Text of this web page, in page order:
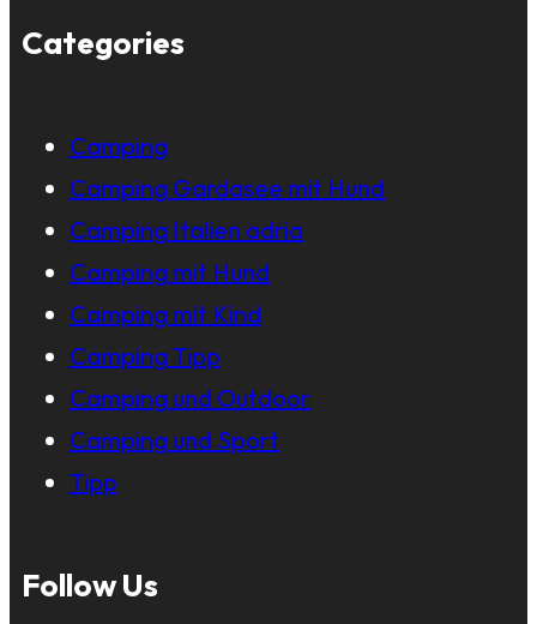
Categories
Camping
Camping Gardasee mit Hund
Camping Italien adria
Camping mit Hund
Camping mit Kind
Camping Tipp
Camping und Outdoor
Camping und Sport
Tipp
Follow Us